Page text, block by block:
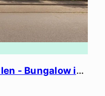
Ankommen & Wohlfühlen - Bungalow in Bestlage von Ammersbek.